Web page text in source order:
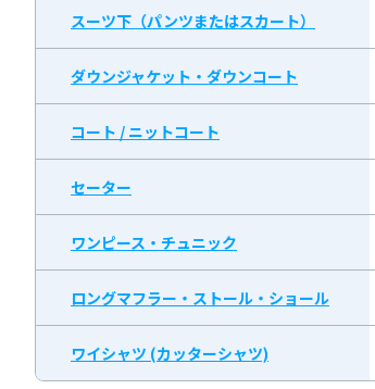
スーツ下（パンツまたはスカート）
ダウンジャケット・ダウンコート
コート / ニットコート
セーター
ワンピース・チュニック
ロングマフラー・ストール・ショール
ワイシャツ (カッターシャツ)